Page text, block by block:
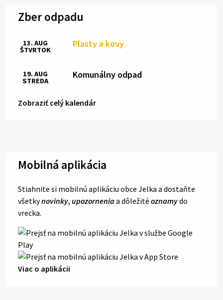
Zber odpadu
Plasty a kovy
13. AUG
ŠTVRTOK
Komunálny odpad
19. AUG
STREDA
Zobraziť celý kalendár
Mobilná aplikácia
Stiahnite si mobilnú aplikáciu obce Jelka a dostaňte
všetkynovinky, upozorneniaa dôležité oznamydo
vrecka.
Viac o aplikácii